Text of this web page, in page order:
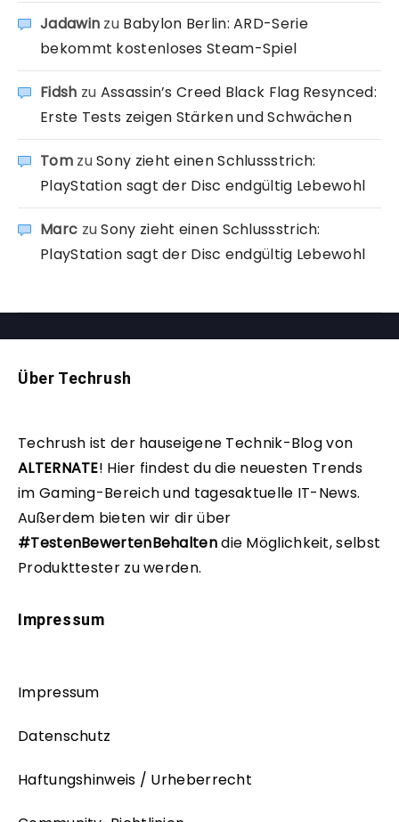
Jadawin zu Babylon Berlin: ARD-Serie
bekommt kostenloses Steam-Spiel
Fidsh zu Assassin’s Creed Black Flag Resynced:
Erste Tests zeigen Stärken und Schwächen
TomzuSony zieht einen Schlussstrich:
PlayStation sagt der Disc endgültig Lebewohl
Marc zuSony zieht einen Schlussstrich:
PlayStation sagt der Disc endgültig Lebewohl
Über Techrush
Techrush ist der hauseigene Technik-Blog von
ALTERNATE! Hier findest du die neuesten Trends
im Gaming-Bereich und tagesaktuelle IT-News.
Außerdem bieten wir dir über
#TestenBewertenBehaltendie Möglichkeit, selbst
Produkttester zu werden.
Impressum
Impressum
Datenschutz
Haftungshinweis / Urheberrecht